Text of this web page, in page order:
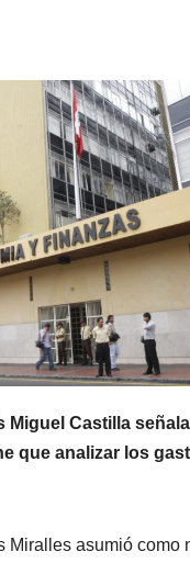
Miguel Castilla
que analizar los
Miralles asumió como